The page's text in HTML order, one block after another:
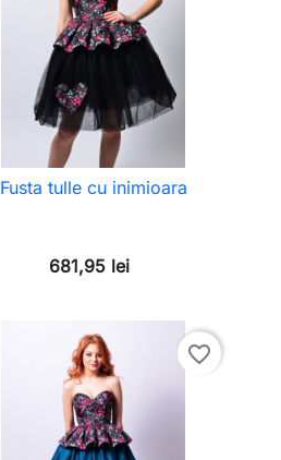
Fusta tulle cu inimioara
681,95 lei
favorite_border